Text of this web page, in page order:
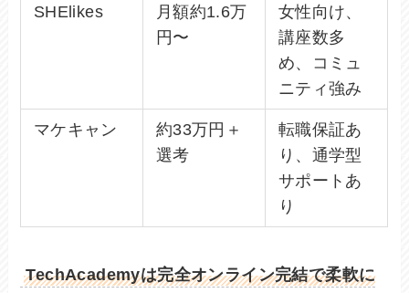
SHElikes
月額約1.6万
円〜
女性向け、
講座数多
め、コミュ
ニティ強み
マケキャン
約33万円＋
選考
転職保証あ
り、通学型
サポートあ
り
TechAcademyは完全オンライン完結で柔軟に